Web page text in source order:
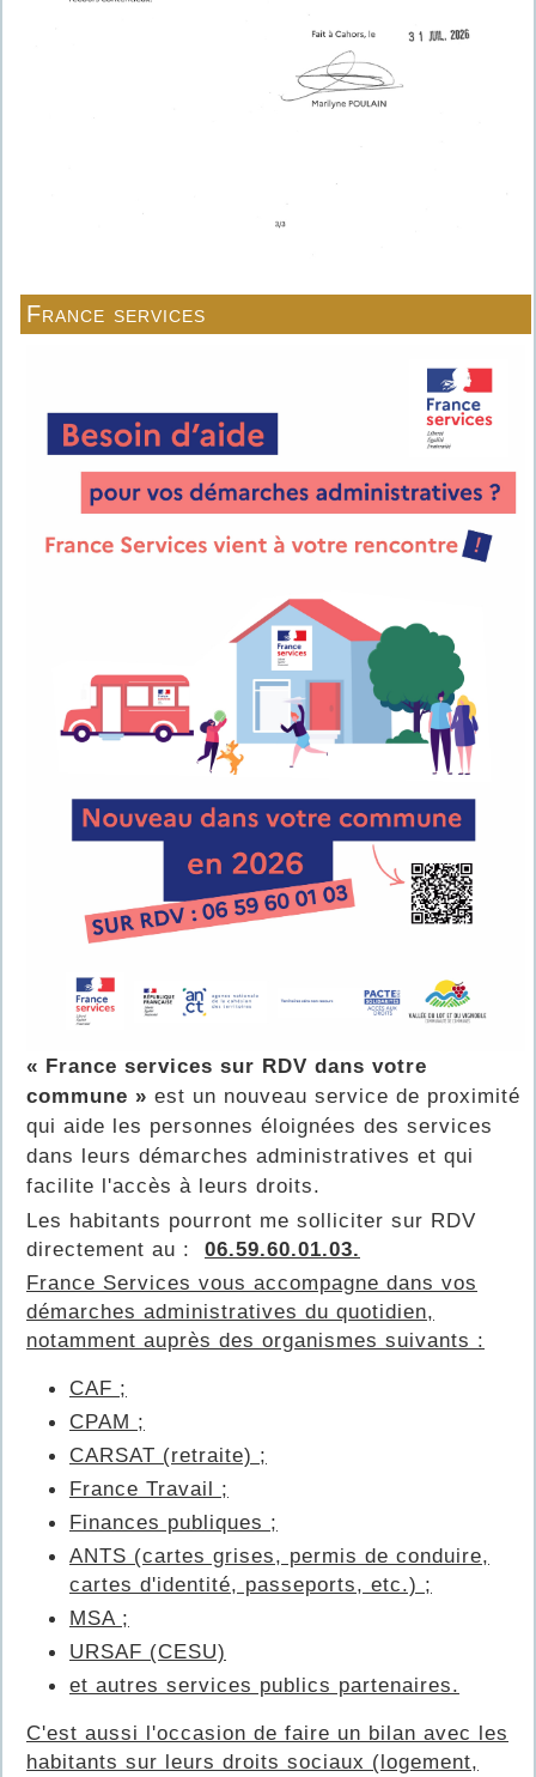
France services
« France services sur RDV dans votre
commune » est un nouveau service de proximité
qui aide les personnes éloignées des services
dans leurs démarches administratives et qui
facilite l'accès à leurs droits.
Les habitants pourront me solliciter sur RDV
directement au : 06.59.60.01.03.
France Services vous accompagne dans vos
démarches administratives du quotidien,
notamment auprès des organismes suivants :
CAF ;
CPAM ;
CARSAT (retraite) ;
France Travail ;
Finances publiques ;
ANTS (cartes grises, permis de conduire,
cartes d'identité, passeports, etc.) ;
MSA ;
URSAF (CESU)
et autres services publics partenaires.
C'est aussi l'occasion de faire un bilan avec les
habitants sur leurs droits sociaux (logement,